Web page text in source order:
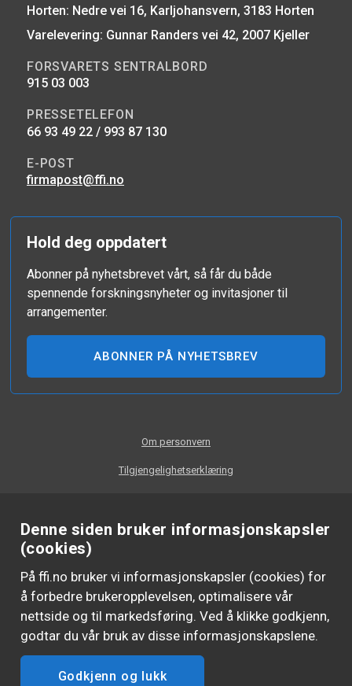
Denne siden bruker informasjonskapsler
(cookies)
På ffi.no bruker vi informasjonskapsler (cookies) for
å forbedre brukeropplevelsen, optimalisere vår
nettside og til markedsføring. Ved å klikke godkjenn,
godtar du vår bruk av disse informasjonskapslene.
Godkjenn og lukk
Horten: Nedre vei 16, Karljohansvern, 3183 Horten
Varelevering: Gunnar Randers vei 42, 2007 Kjeller
FORSVARETS SENTRALBORD
915 03 003
PRESSETELEFON
66 93 49 22 / 993 87 130
E-POST
firmapost@ffi.no
Hold deg oppdatert
Abonner på nyhetsbrevet vårt, så får du både
spennende forskningsnyheter og invitasjoner til
arrangementer.
ABONNER PÅ NYHETSBREV
Om personvern
Tilgjengelighetserklæring